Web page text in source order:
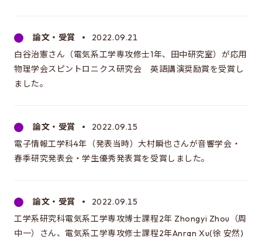
論文・受賞
2022.09.21
白谷治憲さん（電気系工学専攻修士1年、田中研究室）が応用
物理学会スピントロニクス研究会 英語講演奨励賞を受賞し
ました。
論文・受賞
2022.09.15
電子情報工学科4年（発表当時）大村瞬也さんが音響学会・
春季研究発表会・学生優秀発表賞を受賞しました。
論文・受賞
2022.09.15
工学系研究科電気系工学専攻博士課程2年 Zhongyi Zhou（周
中一）さん、電気系工学専攻修士課程2年Anran Xu(徐 安然)